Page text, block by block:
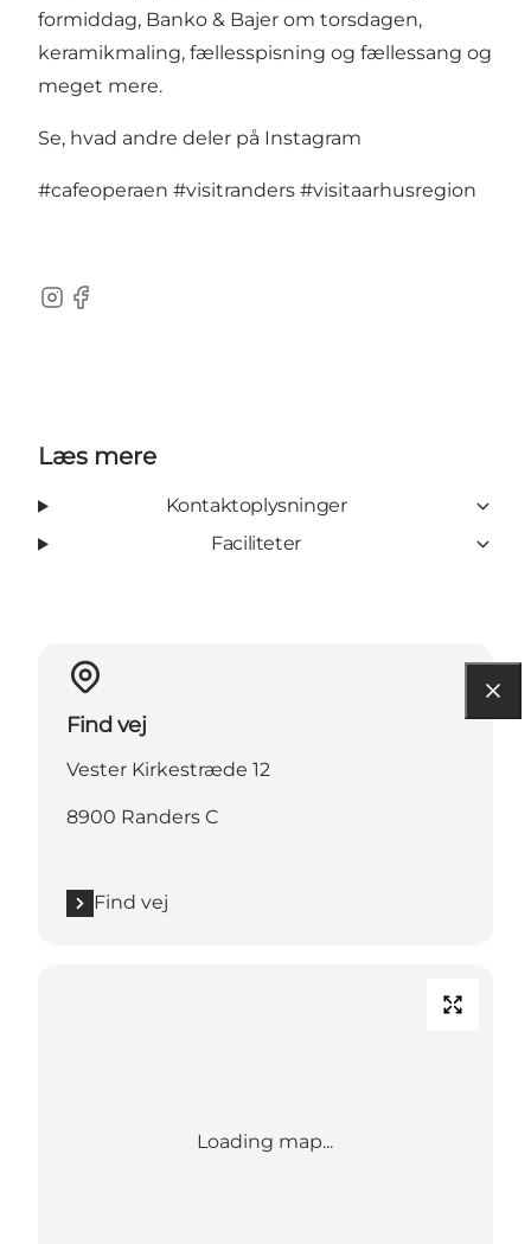
formiddag, Banko & Bajer om torsdagen,
keramikmaling, fællesspisning og fællessang og
meget mere.
Se, hvad andre deler på Instagram
#cafeoperaen #visitranders #visitaarhusregion
Instagram
Facebook
Læs mere
Kontaktoplysninger
Faciliteter
Find vej
Vester Kirkestræde 12
8900 Randers C
Find vej
Loading map...